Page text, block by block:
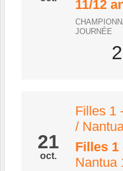
11/12
JOURNÉE
2
21
oct.
Filles 1
/
Filles 1
Nantua